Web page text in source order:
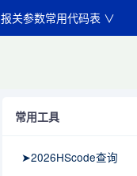
报关参数常用代码表 ∨
常用工具
➤2026HScode查询